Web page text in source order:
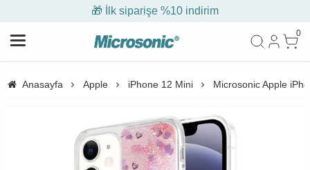
🎁 İlk siparişe %10 indirim
0
Anasayfa Apple iPhone 12 Mini Microsonic Apple